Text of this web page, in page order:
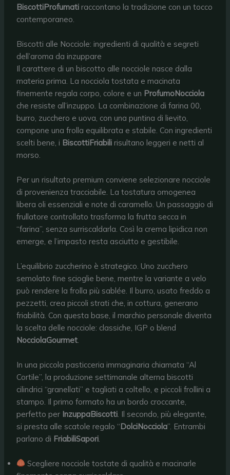
BiscottiProfumati raccontano la tradizione con un tocco
contemporaneo.
Biscotti alle Nocciole: ingredienti di qualità e segreti
dell’aroma da inzuppare
Il carattere di un biscotto alle nocciole nasce dalla
materia prima. La nocciola tostata e macinata
finemente regala corpo, colore e un ProfumoNocciola
che resiste all’inzuppo. La combinazione di farina 00,
burro, zucchero e uova, con una puntina di lievito,
compone una frolla equilibrata e stabile. Con ingredienti
scelti bene, i BiscottiFriabili risultano leggeri e netti al
morso.
Per un risultato premium conviene selezionare nocciole
di provenienza tracciabile. La tostatura omogenea
libera oli essenziali e note di caramello. Un passaggio di
frullatore controllato trasforma la frutta secca in
“farina”, senza surriscaldarla. Così la crema lipidica non
emerge, e l’impasto resta asciutto e gestibile.
L’equilibrio zuccherino è strategico. Uno zucchero
semolato fine scioglie bene, mentre la variante a velo
può rendere la frolla più sablée. Il burro, usato freddo a
pezzetti, crea piccoli strati che, in cottura, generano
friabilità. Con questa base, il marchio personale diventa
la scelta delle nocciole: classiche, IGP o blend
NocciolaGourmet.
In una piccola pasticceria immaginaria chiamata “Al
Cortile”, la produzione settimanale alterna biscotti
cilindrici “granellati” e tagliati a coltello, e piccoli frollini a
stampo. Il primo formato ha un bordo croccante,
perfetto per InzuppaBiscotti. Il secondo, più elegante,
si presta alle scatole regalo “DolciNocciola”. Entrambi
parlano di FriabiliSapori.
Scegliere nocciole tostate di qualità e macinarle